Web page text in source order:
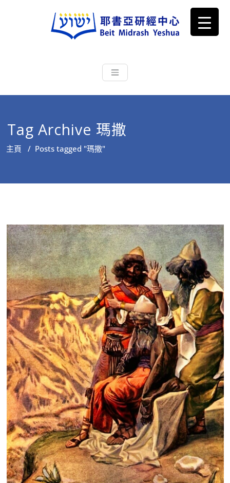
耶書亞研經中心
根源明白聖經，成為更好的門徒
Tag Archive 瑪撒
主頁 / Posts tagged "瑪撒"